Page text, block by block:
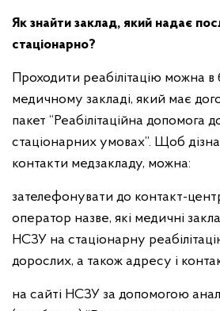
Як знайти заклад, який надає
стаціонарно?
Проходити реабілітацію можна
медичному закладі, який має
пакет “Реабілітаційна допомога
стаціонарних умовах”. Щоб
контакти медзакладу, можна:
зателефонувати до контакт-
оператор назве, які медичні
НСЗУ на стаціонарну
дорослих, а також адресу і
на сайті НСЗУ за допомогою